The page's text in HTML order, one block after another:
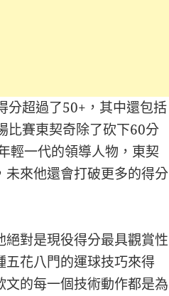
分超過了50+，其中還包括
比賽東契奇除了砍下60分
輕一代的領導人物，東契
來他還會打破更多的得分
對是現役得分最具觀賞性
花八門的運球技巧來得
的每一個技術動作都是為